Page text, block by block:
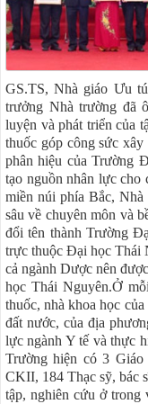
GS.TS, Nhà giáo Ưu
trưởng Nhà trường đã
luyện và phát triển của
thuốc góp công sức
phân hiệu của Trường
tạo nguồn nhân lực cho
miền núi phía Bắc,
sâu về chuyên môn và
đổi tên thành Trường
trực thuộc Đại học Thái
cả ngành Dược nên
học Thái Nguyên.Ở
thuốc, nhà khoa học
đất nước, của địa
lực ngành Y tế và thực
Trường hiện có 3
CKII, 184 Thạc sỹ, bác
tập, nghiên cứu ở trong